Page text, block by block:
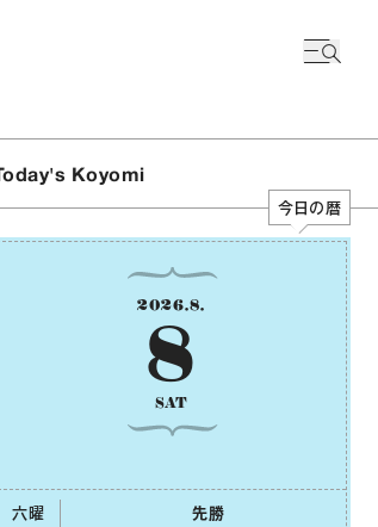
Today's Koyomi
今日の暦
2026.8.
8
SAT
六曜 先勝